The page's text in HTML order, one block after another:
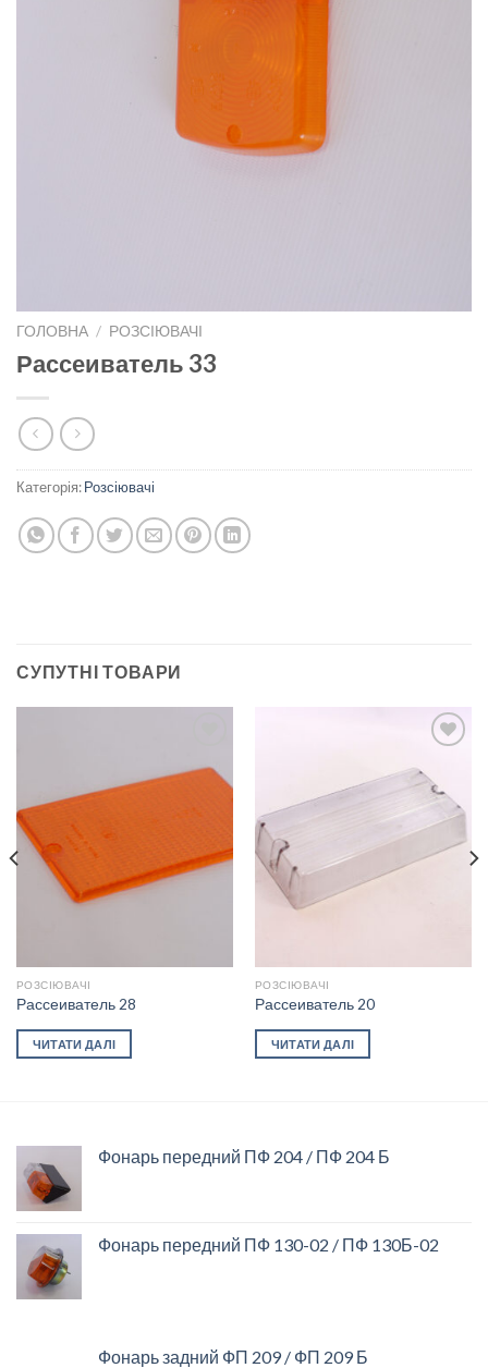
ГОЛОВНА / РОЗСІЮВАЧІ
Рассеиватель 33
Категорія:Розсіювачі
СУПУТНІ ТОВАРИ
РОЗСІЮВАЧІ
Рассеиватель 28
ЧИТАТИ ДАЛІ
Add to
wishlist
РОЗСІЮВАЧІ
Рассеиватель 20
ЧИТАТИ ДАЛІ
Фонарь передний ПФ 204 / ПФ 204 Б
Фонарь передний ПФ 130-02 / ПФ 130Б-02
Фонарь задний ФП 209 / ФП 209 Б